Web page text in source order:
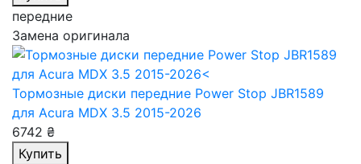
передние
Замена оригинала
Тормозные диски передние Power Stop JBR1589
для Acura MDX 3.5 2015-2026
6742 ₴
Купить